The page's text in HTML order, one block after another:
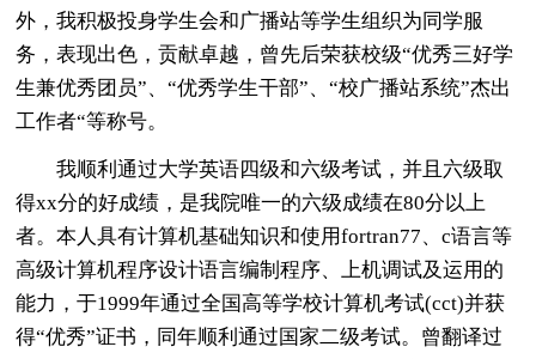
外，我积极投身学生会和广播站等学生组织为同学服
务，表现出色，贡献卓越，曾先后荣获校级“优秀三好学
生兼优秀团员”、“优秀学生干部”、“校广播站系统”杰出
工作者“等称号。
我顺利通过大学英语四级和六级考试，并且六级取
得xx分的好成绩，是我院唯一的六级成绩在80分以上
者。本人具有计算机基础知识和使用fortran77、c语言等
高级计算机程序设计语言编制程序、上机调试及运用的
能力，于1999年通过全国高等学校计算机考试(cct)并获
得“优秀”证书，同年顺利通过国家二级考试。曾翻译过